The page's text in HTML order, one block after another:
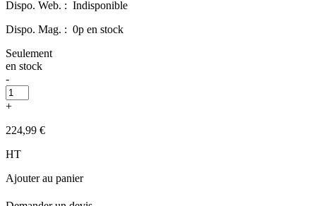
Dispo. Web. : Indisponible
Dispo. Mag. : 0p en stock
Seulement
en stock
-
+
224,99 €
HT
Ajouter au panier